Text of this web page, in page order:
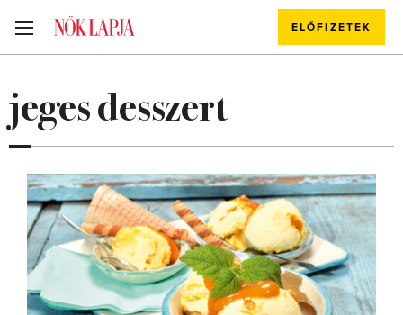
ELŐFIZETEK
jeges desszert